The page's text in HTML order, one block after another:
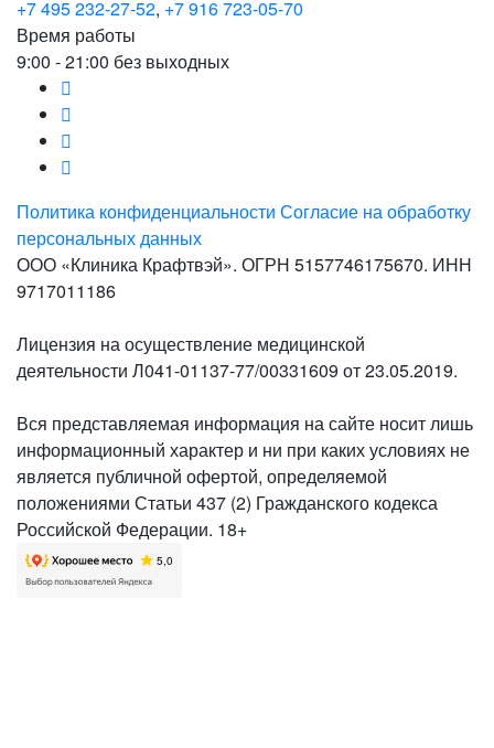
+7 495 232-27-52, +7 916 723-05-70
Время работы
9:00 - 21:00 без выходных
Политика конфиденциальности Согласие на обработку
персональных данных
ООО «Клиника Крафтвэй». ОГРН 5157746175670. ИНН
9717011186
Лицензия на осуществление медицинской
деятельности Л041-01137-77/00331609 от 23.05.2019.
Вся представляемая информация на сайте носит лишь
информационный характер и ни при каких условиях не
является публичной офертой, определяемой
положениями Статьи 437 (2) Гражданского кодекса
Российской Федерации. 18+